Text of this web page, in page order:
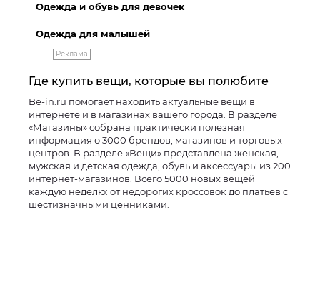
Одежда и обувь для девочек
Одежда для малышей
Реклама
Где купить вещи, которые вы полюбите
Be-in.ru помогает находить актуальные вещи в
интернете и в магазинах вашего города. В разделе
«Магазины» собрана практически полезная
информация о 3000 брендов, магазинов и торговых
центров. В разделе «Вещи» представлена женская,
мужская и детская одежда, обувь и аксессуары из 200
интернет-магазинов. Всего 5000 новых вещей
каждую неделю: от недорогих кроссовок до платьев с
шестизначными ценниками.